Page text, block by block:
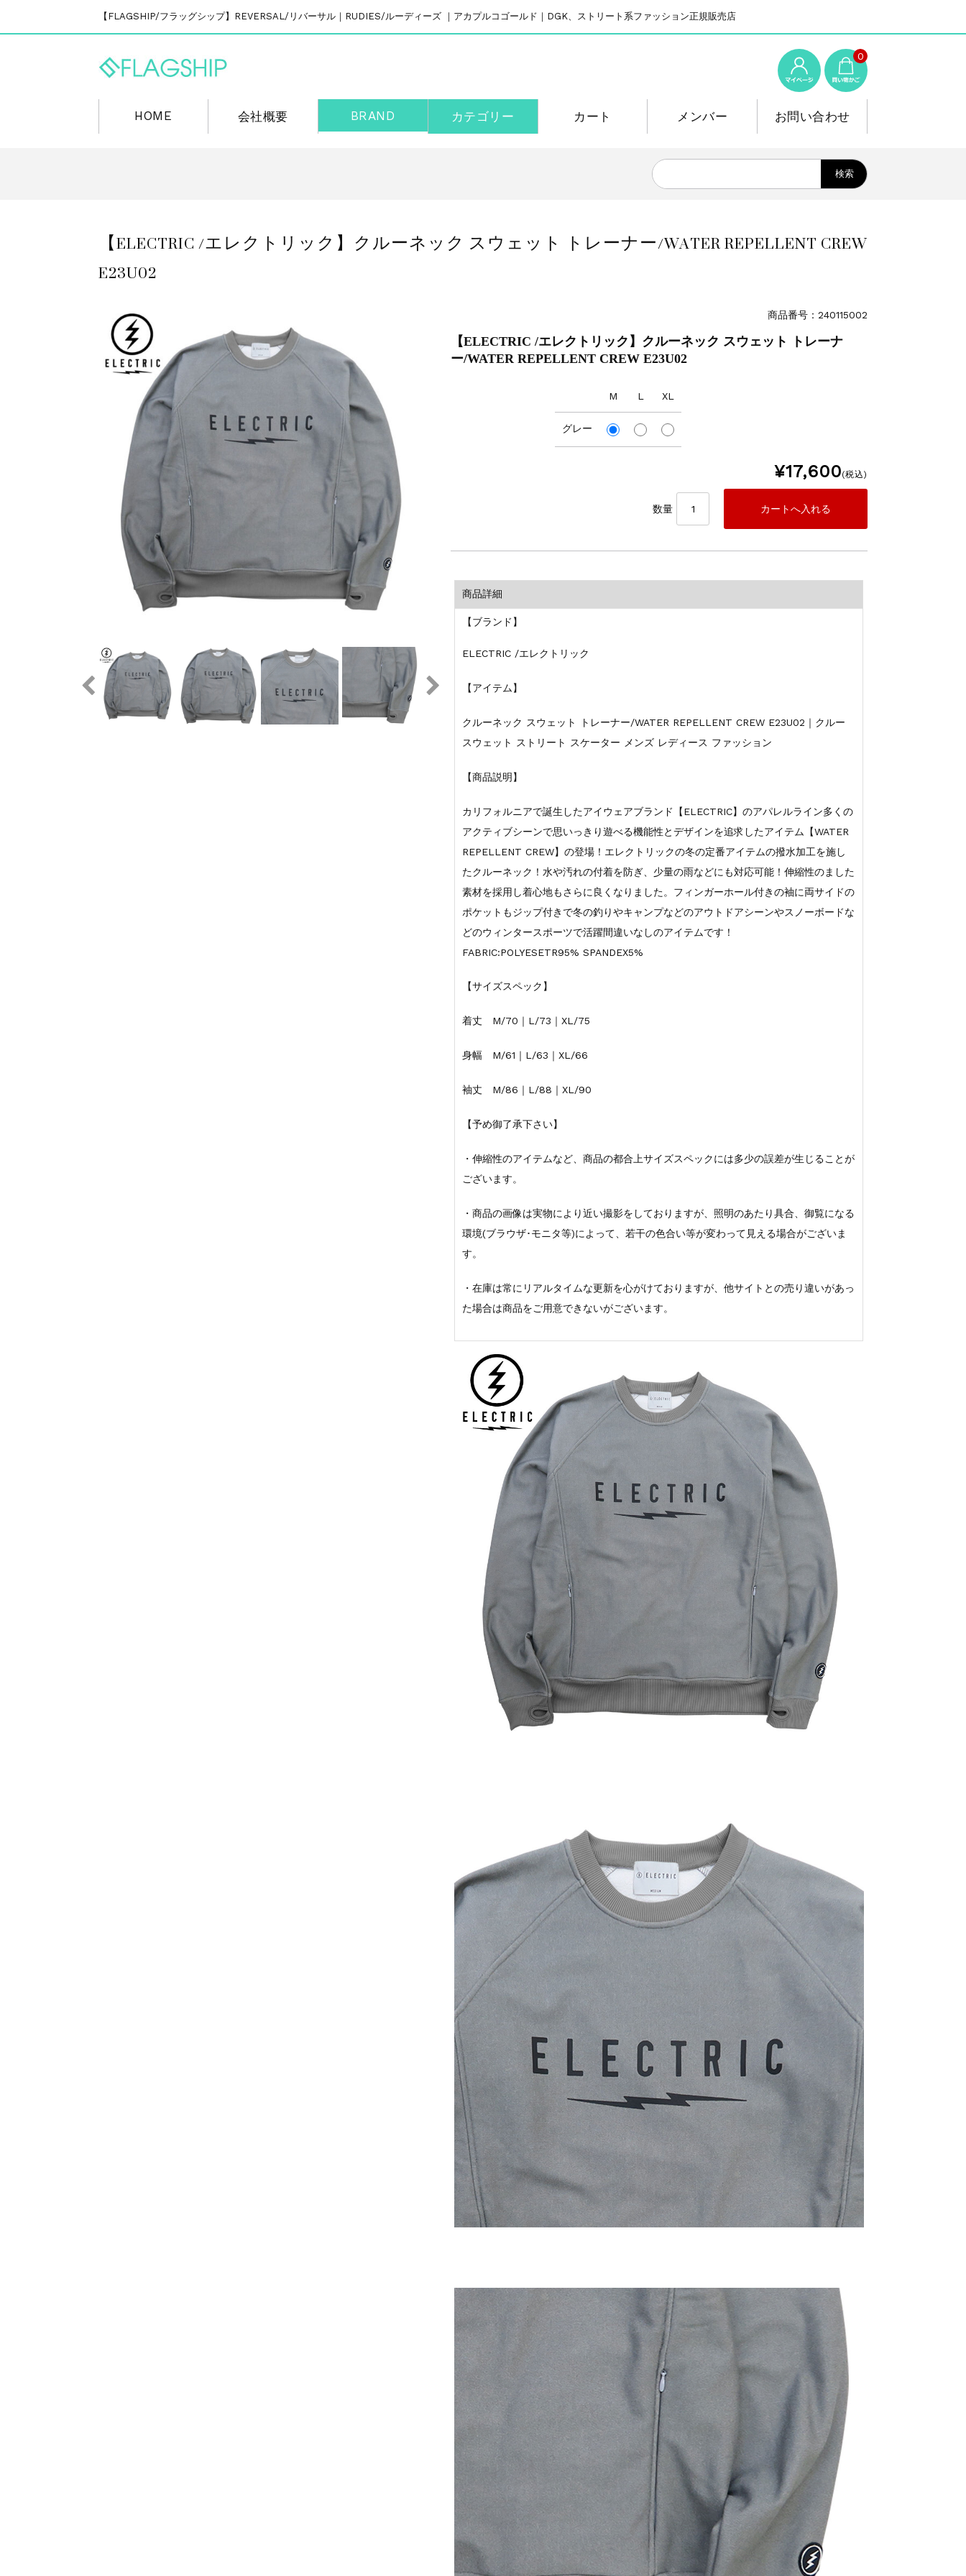
【FLAGSHIP/フラッグシップ】REVERSAL/リバーサル｜RUDIES/ルーディーズ ｜アカプルコゴールド｜DGK、ストリート系ファッション正規販売店
0
HOME 会社概要 BRAND カテゴリー カート メンバー お問い合わせ
【ELECTRIC /エレクトリック】クルーネック スウェット トレーナー/WATER REPELLENT CREW
E23U02
商品番号：240115002
【ELECTRIC /エレクトリック】クルーネック スウェット トレーナ
ー/WATER REPELLENT CREW E23U02
M L XL
グレー
¥17,600(税込)
数量
商品詳細
【ブランド】
ELECTRIC /エレクトリック
【アイテム】
クルーネック スウェット トレーナー/WATER REPELLENT CREW E23U02｜クルー
スウェット ストリート スケーター メンズ レディース ファッション
【商品説明】
カリフォルニアで誕生したアイウェアブランド【ELECTRIC】のアパレルライン多くの
アクティブシーンで思いっきり遊べる機能性とデザインを追求したアイテム【WATER
REPELLENT CREW】の登場！エレクトリックの冬の定番アイテムの撥水加工を施し
たクルーネック！水や汚れの付着を防ぎ、少量の雨などにも対応可能！伸縮性のました
素材を採用し着心地もさらに良くなりました。フィンガーホール付きの袖に両サイドの
ポケットもジップ付きで冬の釣りやキャンプなどのアウトドアシーンやスノーボードな
どのウィンタースポーツで活躍間違いなしのアイテムです！
FABRIC:POLYESETR95% SPANDEX5%
【サイズスペック】
着丈 M/70｜L/73｜XL/75
身幅 M/61｜L/63｜XL/66
袖丈 M/86｜L/88｜XL/90
【予め御了承下さい】
・伸縮性のアイテムなど、商品の都合上サイズスペックには多少の誤差が生じることが
ございます。
・商品の画像は実物により近い撮影をしておりますが、照明のあたり具合、御覧になる
環境(ブラウザ･モニタ等)によって、若干の色合い等が変わって見える場合がございま
す。
・在庫は常にリアルタイムな更新を心がけておりますが、他サイトとの売り違いがあっ
た場合は商品をご用意できないがございます。